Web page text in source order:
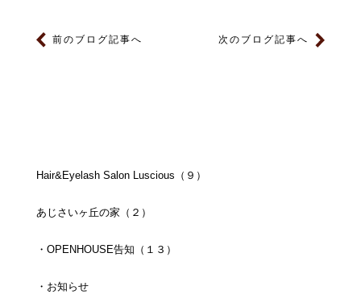
前のブログ記事へ 次のブログ記事へ
Hair&Eyelash Salon Luscious（９）
あじさいヶ丘の家（２）
・OPENHOUSE告知（１３）
・お知らせ